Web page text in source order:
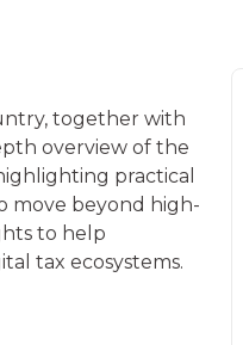
together with
overview of the
practical
move beyond high-
to help
tax ecosystems.